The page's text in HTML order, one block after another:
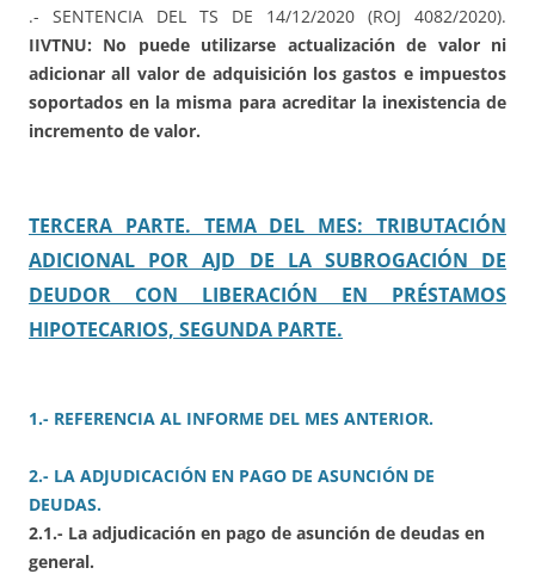
.- SENTENCIA DEL TS DE 14/12/2020 (ROJ 4082/2020).
IIVTNU: No puede utilizarse actualización de valor ni
adicionar all valor de adquisición los gastos e impuestos
soportados en la misma para acreditar la inexistencia de
incremento de valor.
TERCERA PARTE. TEMA DEL MES: TRIBUTACIÓN
ADICIONAL POR AJD DE LA SUBROGACIÓN DE
DEUDOR CON LIBERACIÓN EN PRÉSTAMOS
HIPOTECARIOS, SEGUNDA PARTE.
1.- REFERENCIA AL INFORME DEL MES ANTERIOR.
2.- LA ADJUDICACIÓN EN PAGO DE ASUNCIÓN DE
DEUDAS.
2.1.- La adjudicación en pago de asunción de deudas en
general.